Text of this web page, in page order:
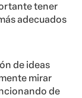
tener
adecuados
de ideas
mirar
de